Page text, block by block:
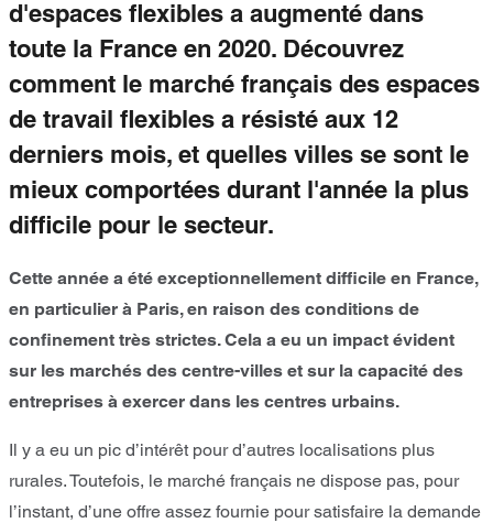
d'espaces flexibles a augmenté dans
toute la France en 2020. Découvrez
comment le marché français des espaces
de travail flexibles a résisté aux 12
derniers mois, et quelles villes se sont le
mieux comportées durant l'année la plus
difficile pour le secteur.
Cette année a été exceptionnellement difficile en France,
en particulier à Paris, en raison des conditions de
confinement très strictes. Cela a eu un impact évident
sur les marchés des centre-villes et sur la capacité des
entreprises à exercer dans les centres urbains.
Il y a eu un pic d’intérêt pour d’autres localisations plus
rurales. Toutefois, le marché français ne dispose pas, pour
l’instant, d’une offre assez fournie pour satisfaire la demande